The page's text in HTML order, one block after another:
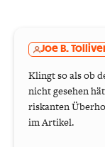
Joe B.
Klingt so als ob
nicht gesehen
riskanten
im Artikel.